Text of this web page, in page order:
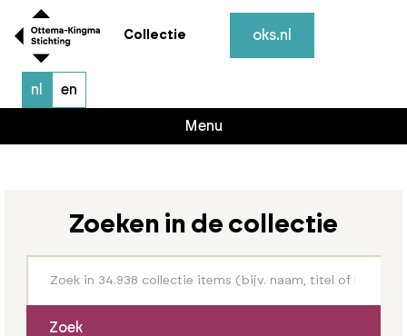
Collectie oks.nl
nl en
Menu
Zoeken in de collectie
Zoek